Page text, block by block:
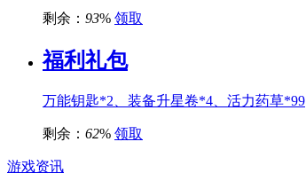
剩余： 93% 领取
福利礼包
万能钥匙*2、装备升星卷*4、活力药草*99
剩余： 62% 领取
游戏资讯